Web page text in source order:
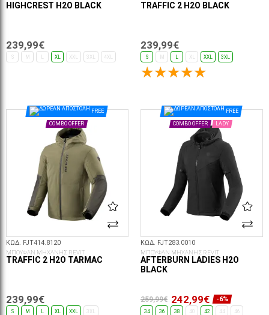
HIGHCREST H2O BLACK
239,99€
S XL XXL 3XL 4XL
TRAFFIC 2 H2O BLACK
239,99€
S XL XXL 3XL
FREE
COMBO OFFER
ΚΩΔ. FJT414.8120
ΜΠΟΥΦΑΝ ΜΗΧΑΝΗΣ REVIT
TRAFFIC 2 H2O TARMAC
239,99€
S M XL XXL 3XL
FREE
COMBO OFFER LADY
ΚΩΔ. FJT283.0010
ΜΠΟΥΦΑΝ ΜΗΧΑΝΗΣ REVIT
AFTERBURN LADIES H2O
BLACK
259,99€ 242,99€ -6%
34 36 38 40 42 44 46